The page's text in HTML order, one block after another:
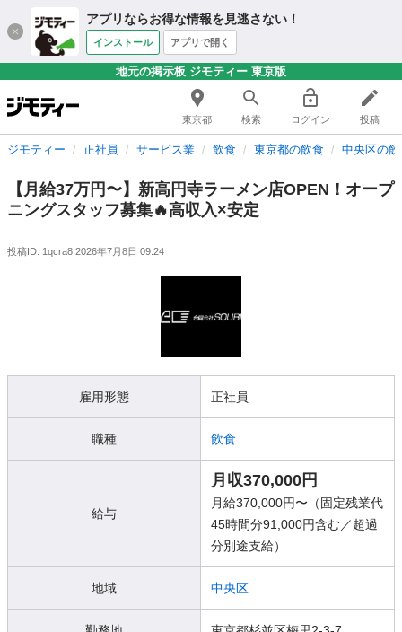
アプリならお得な情報を見逃さない！
インストール アプリで開く
地元の掲示板 ジモティー 東京版
東京都 検索 ログイン 投稿
ジモティー 正社員 サービス業 飲食 東京都の飲食 中央区の
【月給37万円〜】新高円寺ラーメン店OPEN！オープ
ニングスタッフ募集🔥高収入×安定
投稿ID: 1qcra8 2026年7月8日 09:24
雇用形態 正社員
職種 飲食
給与
月収370,000円
月給370,000円〜（固定残業代
45時間分91,000円含む／超過
分別途支給）
地域 中央区